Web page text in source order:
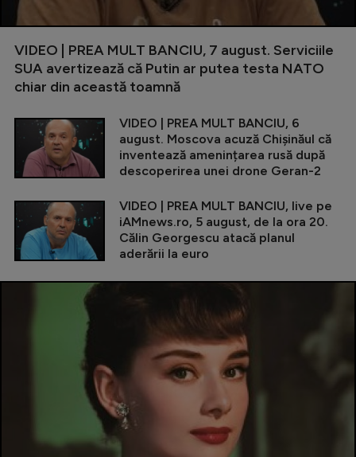
VIDEO | PREA MULT BANCIU, 7 august. Serviciile
SUA avertizează că Putin ar putea testa NATO
chiar din această toamnă
VIDEO | PREA MULT BANCIU, 6
august. Moscova acuză Chișinăul că
inventează amenințarea rusă după
descoperirea unei drone Geran-2
VIDEO | PREA MULT BANCIU, live pe
iAMnews.ro, 5 august, de la ora 20.
Călin Georgescu atacă planul
aderării la euro